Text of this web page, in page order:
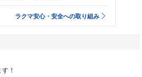
ラクマ安心・安全への取り組み
！